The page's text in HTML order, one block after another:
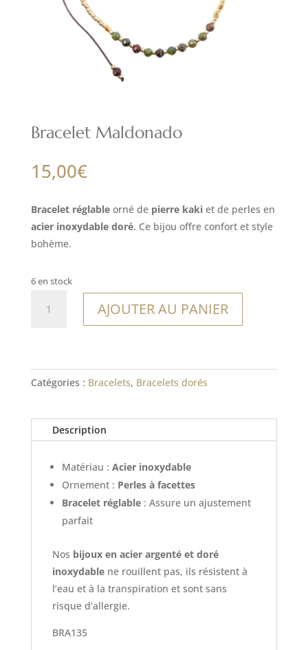
Bracelet Maldonado
15,00€
Bracelet réglableorné de pierre kakiet de perles en
acier inoxydable doré. Ce bijou offre confort et style
bohème.
6 en stock
AJOUTER AU PANIER
Catégories : Bracelets, Bracelets dorés
Description
Matériau : Acier inoxydable
Ornement : Perles à facettes
Bracelet réglable: Assure un ajustement
parfait
Nos bijoux en acier argenté et doré
inoxydablene rouillent pas, ils résistent à
l’eau et à la transpiration et sont sans
risque d’allergie.
BRA135